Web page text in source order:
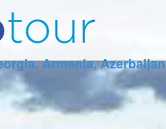
Armenia, Azerbaijan